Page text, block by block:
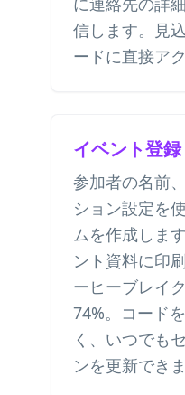
信します。見
ードに直接ア
イベント登録
参加者の名前
ション設定を
ムを作成しま
ント資料に印
ーヒーブレイ
74%。コード
く、いつでも
ンを更新できま